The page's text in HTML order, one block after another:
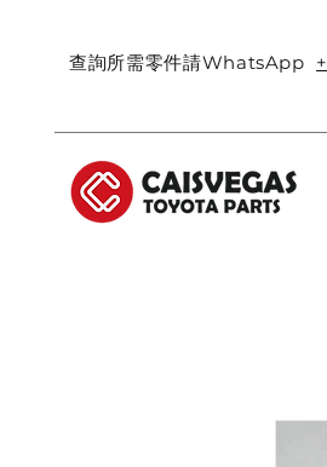
查詢所需零件請WhatsApp